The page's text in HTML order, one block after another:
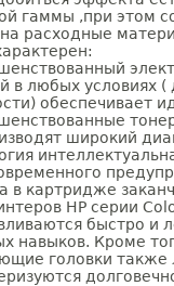
гаммы ,при этом
на расходные
в любых условиях
обеспечивает
широкий
в картридже
НР серии
быстро и
навыков. Кроме
головки